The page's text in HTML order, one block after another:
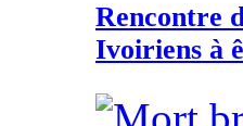
Rencontre
Ivoiriens à